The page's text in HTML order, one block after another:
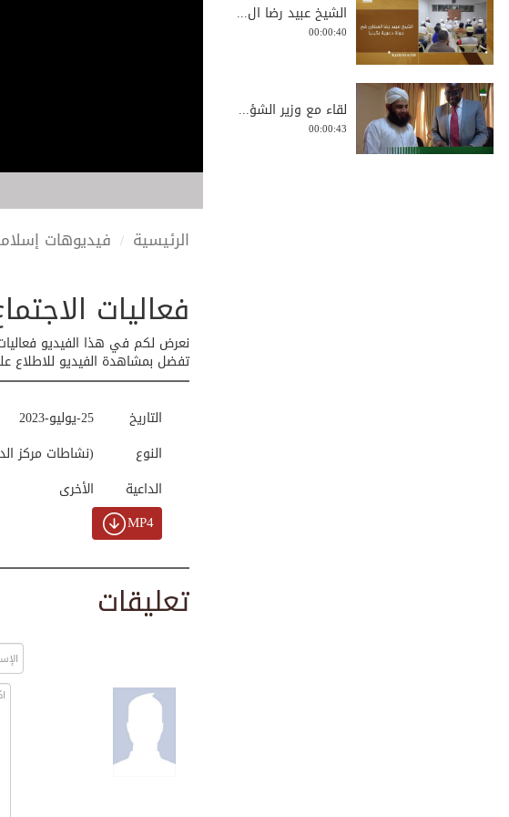
الرئيسية فيديوهات
فعاليات
نعرض لكم في هذا الفيديو
تفضل بمشاهدة الفيديو للاطلاع
25-يوليو-2023
التاريخ
(نشاطات مركز
النوع
الأخرى
الداعية
MP4
تعليقات
الشيخ عبيد رضا ال...
00:00:40
لقاء مع وزير الشؤ...
00:00:43